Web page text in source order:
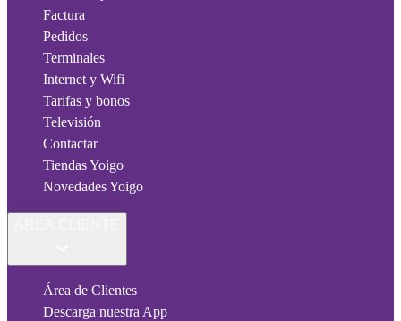
Factura
Pedidos
Terminales
Internet y Wifi
Tarifas y bonos
Televisión
Contactar
Tiendas Yoigo
Novedades Yoigo
Área de Clientes
Descarga nuestra App